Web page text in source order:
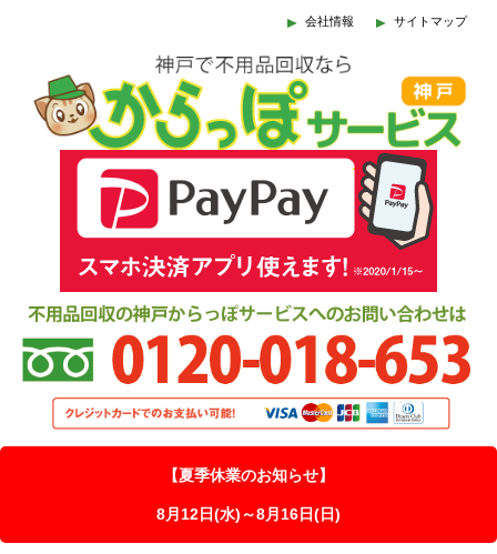
会社情報 サイトマップ
【夏季休業のお知らせ】
8月12日(水)～8月16日(日)